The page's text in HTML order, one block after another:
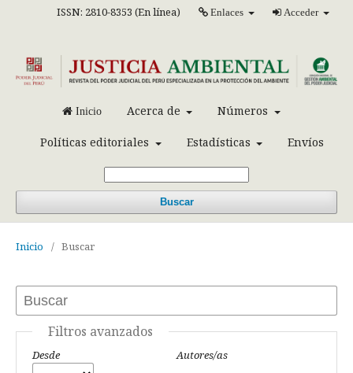
Inicio Acerca de Números
Políticas editoriales Estadísticas Envíos
Buscar
ISSN: 2810-8353 (En línea) Enlaces Acceder
Inicio / Buscar
Filtros avanzados
Desde Autores/as